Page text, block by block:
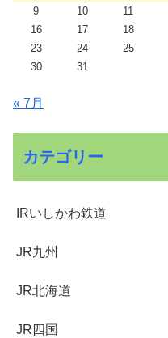
9
10 11
16
17 18
23
24 25
30
31
« 7月
カテゴリー
IRいしかわ鉄道
JR九州
JR北海道
JR四国